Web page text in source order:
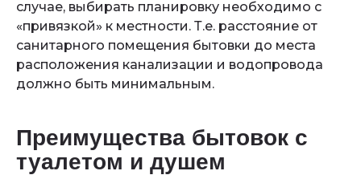
случае, выбирать планировку необходимо с
«привязкой» к местности. Т.е. расстояние от
санитарного помещения бытовки до места
расположения канализации и водопровода
должно быть минимальным.
Преимущества бытовок с
туалетом и душем